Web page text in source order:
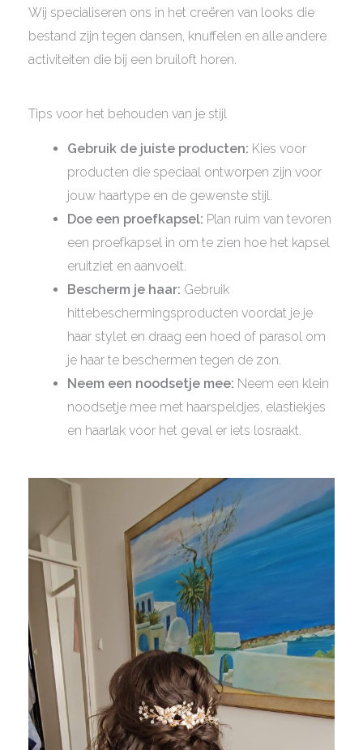
Wij specialiseren ons in het creëren van looks die
bestand zijn tegen dansen, knuffelen en alle andere
activiteiten die bij een bruiloft horen.
Tips voor het behouden van je stijl
Gebruik de juiste producten: Kies voor
producten die speciaal ontworpen zijn voor
jouw haartype en de gewenste stijl.
Doe een proefkapsel: Plan ruim van tevoren
een proefkapsel in om te zien hoe het kapsel
eruitziet en aanvoelt.
Bescherm je haar: Gebruik
hittebeschermingsproducten voordat je je
haar stylet en draag een hoed of parasol om
je haar te beschermen tegen de zon.
Neem een noodsetje mee: Neem een klein
noodsetje mee met haarspeldjes, elastiekjes
en haarlak voor het geval er iets losraakt.